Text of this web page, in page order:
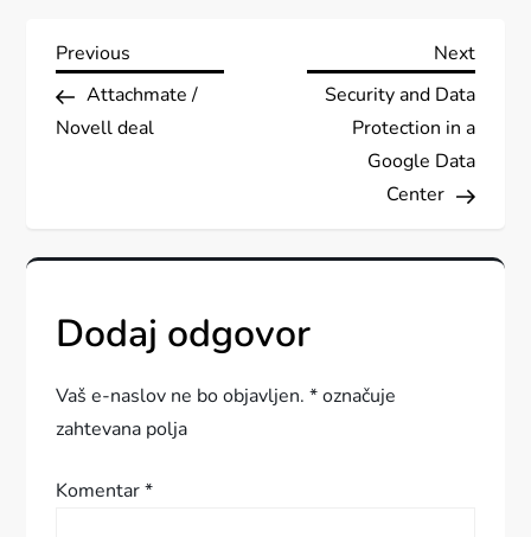
N
a
a
c
i
j
Previous
Post
Previous
Attachmate /
Novell deal
Next
Post
Next
Security and Data
Protection in a
Google Data
Center
Dodaj odgovor
Vaš e-naslov ne bo objavljen. *označuje
zahtevana polja
Komentar*